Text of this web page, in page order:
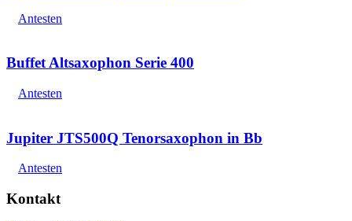
Antesten
Buffet Altsaxophon Serie 400
Antesten
Jupiter JTS500Q Tenorsaxophon in Bb
Antesten
Kontakt